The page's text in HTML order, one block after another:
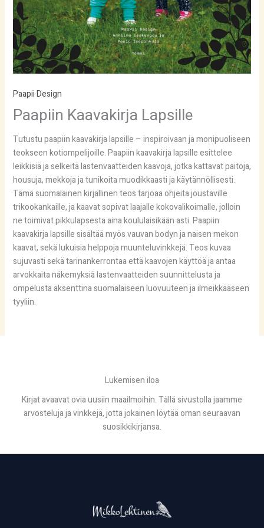
Paapii Design
Paapiin Kaavakirja Lapsille
Tutustu paapiin kaavakirja lapsille – inspiroivaan ja monipuoliseen
teokseen kotiompelijoille. Paapiin kaavakirja lapsille esittelee
leikkisiä ja selkeitä lastenvaatteiden kaavoja, jotka kattavat paitoja,
housuja, mekkoja ja tunikoita muodikkaasti ja käytännöllisesti.
Tämä suomalainen kirjallinen teos tarjoaa ohjeita joustaville
trikookankaille, ja kaavat sopivat laajalle kokovalikoimalle, jolloin
ne toimivat pikkulapsesta aina koululaisikään asti. Paapiin
kaavakirja lapsille sisältää myös vauvan bodyn ja naisen mekon
kaavat, sekä lukuisia helppoja muunteluvinkkejä. Teos kuvaa
sujuvasti sekä tarinankerrontaa että kaavojen käyttöä ja antaa
arvokkaita näkemyksiä lastenvaatteiden suunnittelusta ja
ompelusta aksenttina suomalaiseen luovuuteen ja ilmeikkääseen
tyyliin.
Lukemisen iloa
Kirjat avaavat ovia uusiin maailmoihin. Tällä sivustolla jaamme
arvosteluja ja vinkkejä, jotta jokainen löytää oman seuraavan
suosikkikirjansa.